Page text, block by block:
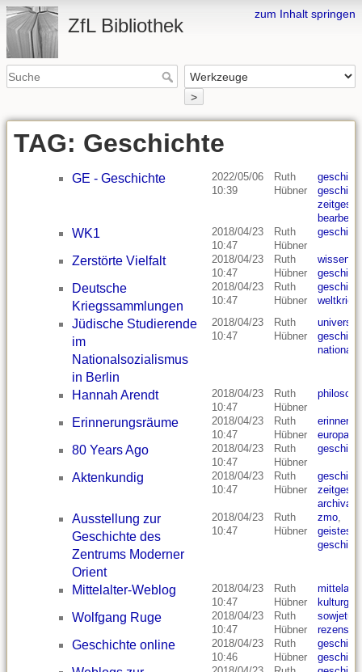
zum Inhalt springen
ZfL Bibliothek
>
TAG: Geschichte
GE - Geschichte
2022/05/06
10:39
Ruth
Hübner
WK1
2018/04/23
10:47
Ruth
Hübner
Zerstörte Vielfalt
2018/04/23
10:47
Ruth
Hübner
Deutsche
Kriegssammlungen
2018/04/23
10:47
Ruth
Hübner
weltkrieg
Jüdische Studierende
im
Nationalsozialismus
in Berlin
2018/04/23
10:47
Ruth
Hübner
Hannah Arendt
2018/04/23
10:47
Ruth
Hübner
Erinnerungsräume
2018/04/23
10:47
Ruth
Hübner
europa
80 Years Ago
2018/04/23
10:47
Ruth
Hübner
Aktenkundig
2018/04/23
10:47
Ruth
Hübner
Ausstellung zur
Geschichte des
Zentrums Moderner
Orient
2018/04/23
10:47
Ruth
Hübner
zmo,
Mittelalter-Weblog
2018/04/23
10:47
Ruth
Hübner
mittelalter
Wolfgang Ruge
2018/04/23
10:47
Ruth
Hübner
rezension
Geschichte online
2018/04/23
10:46
Ruth
Hübner